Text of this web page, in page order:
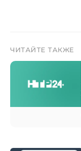
ЧИТАЙТЕ ТАКЖЕ